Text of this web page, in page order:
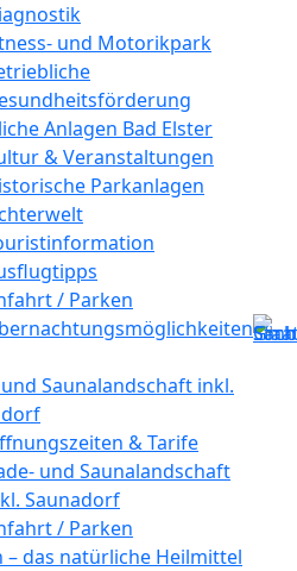
und Motorikpark
Anlagen Bad Elster
& Veranstaltungen
Parkanlagen
/ Parken
Saunalandschaft inkl.
& Tarife
und Saunalandschaft
Saunadorf
/ Parken
– das natürliche Heilmittel